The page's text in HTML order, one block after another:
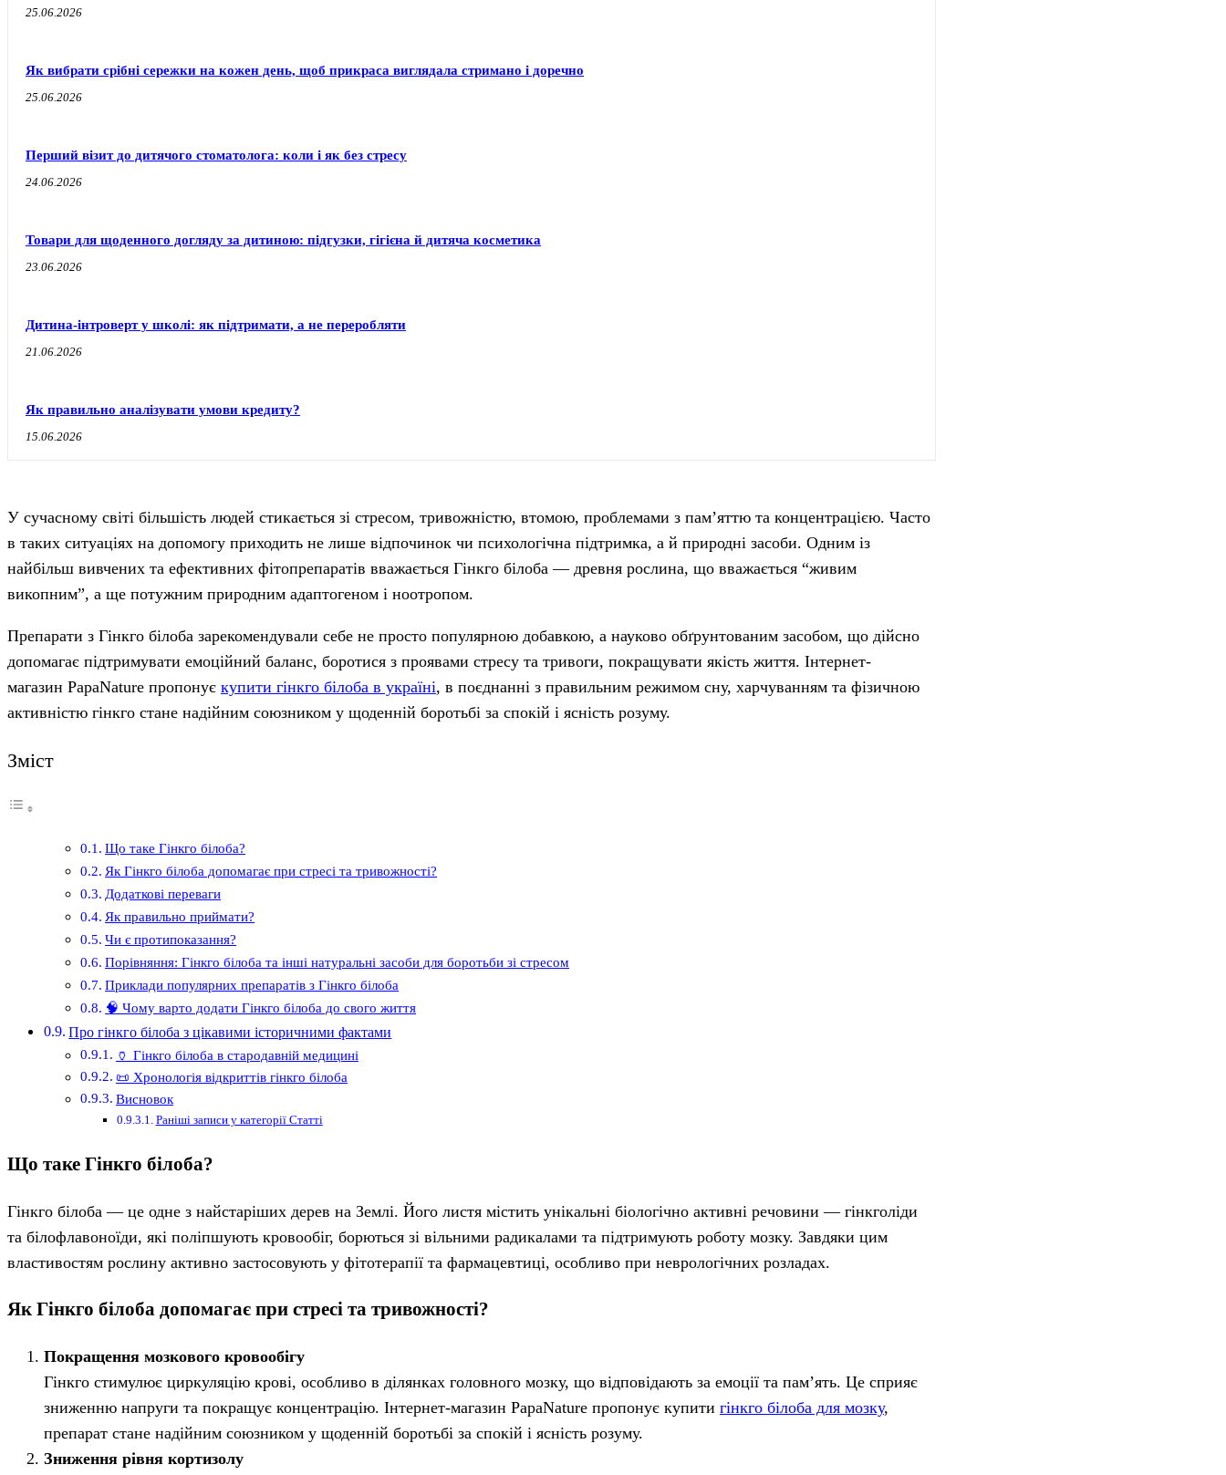
25.06.2026
Як вибрати срібні сережки на кожен день, щоб прикраса виглядала стримано і доречно
25.06.2026
Перший візит до дитячого стоматолога: коли і як без стресу
24.06.2026
Товари для щоденного догляду за дитиною: підгузки, гігієна й дитяча косметика
23.06.2026
Дитина-інтроверт у школі: як підтримати, а не переробляти
21.06.2026
Як правильно аналізувати умови кредиту?
15.06.2026
У сучасному світі більшість людей стикається зі стресом, тривожністю, втомою, проблемами з пам’яттю та концентрацією. Часто
в таких ситуаціях на допомогу приходить не лише відпочинок чи психологічна підтримка, а й природні засоби. Одним із
найбільш вивчених та ефективних фітопрепаратів вважається Гінкго білоба — древня рослина, що вважається “живим
викопним”, а ще потужним природним адаптогеном і ноотропом.
Препарати з Гінкго білоба зарекомендували себе не просто популярною добавкою, а науково обґрунтованим засобом, що дійсно
допомагає підтримувати емоційний баланс, боротися з проявами стресу та тривоги, покращувати якість життя. Інтернет-
магазин PapaNature пропонує купити гінкго білоба в україні, в поєднанні з правильним режимом сну, харчуванням та фізичною
активністю гінкго стане надійним союзником у щоденній боротьбі за спокій і ясність розуму.
Зміст
Що таке Гінкго білоба?
Як Гінкго білоба допомагає при стресі та тривожності?
Додаткові переваги
Як правильно приймати?
Чи є протипоказання?
Порівняння: Гінкго білоба та інші натуральні засоби для боротьби зі стресом
Приклади популярних препаратів з Гінкго білоба
🧠 Чому варто додати Гінкго білоба до свого життя
Про гінкго білоба з цікавими історичними фактами
🏺 Гінкго білоба в стародавній медицині
📜 Хронологія відкриттів гінкго білоба
Висновок
Раніші записи у категорії Статті
Що таке Гінкго білоба?
Гінкго білоба — це одне з найстаріших дерев на Землі. Його листя містить унікальні біологічно активні речовини — гінкголіди
та білофлавоноїди, які поліпшують кровообіг, борються зі вільними радикалами та підтримують роботу мозку. Завдяки цим
властивостям рослину активно застосовують у фітотерапії та фармацевтиці, особливо при неврологічних розладах.
Як Гінкго білоба допомагає при стресі та тривожності?
Покращення мозкового кровообігу
Гінкго стимулює циркуляцію крові, особливо в ділянках головного мозку, що відповідають за емоції та пам’ять. Це сприяє
зниженню напруги та покращує концентрацію. Інтернет-магазин PapaNature пропонує купити гінкго білоба для мозку,
препарат стане надійним союзником у щоденній боротьбі за спокій і ясність розуму.
Зниження рівня кортизолу